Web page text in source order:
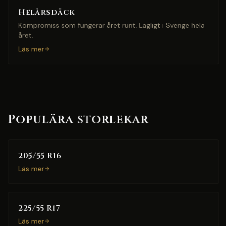
Helårsdäck
Kompromiss som fungerar året runt. Lagligt i Sverige hela
året.
Läs mer
Populära storlekar
205/55 R16
Läs mer
225/55 R17
Läs mer